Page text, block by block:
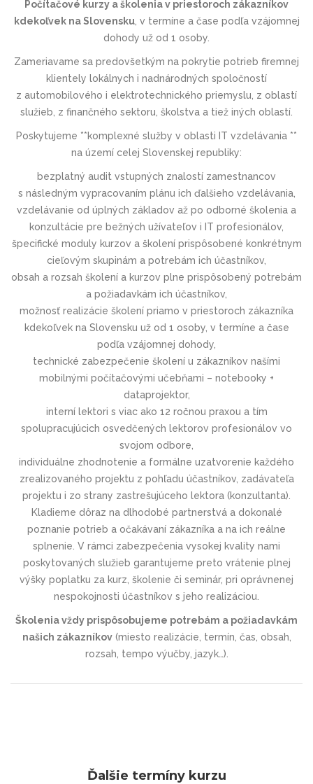
Počítačové kurzy a školenia v priestoroch zákazníkov
kdekoľvek na Slovensku, v termíne a čase podľa vzájomnej
dohody už od 1 osoby.
Zameriavame sa predovšetkým na pokrytie potrieb firemnej
klientely lokálnych i nadnárodných spoločností
z automobilového i elektrotechnic­kého priemyslu, z oblastí
služieb, z finančného sektoru, školstva a tiež iných oblastí.
Poskytujeme **komplexné služby v oblasti IT vzdelávania **
na území celej Slovenskej republiky:
bezplatný audit vstupných znalostí zamestnancov
s následným vypracovaním plánu ich ďalšieho vzdelávania,
vzdelávanie od úplných základov až po odborné školenia a
konzultácie pre bežných užívateľov i IT profesionálov,
špecifické moduly kurzov a školení prispôsobené konkrétnym
cieľovým skupinám a potrebám ich účastníkov,
obsah a rozsah školení a kurzov plne prispôsobený potrebám
a požiadavkám ich účastníkov,
možnosť realizácie školení priamo v priestoroch zákazníka
kdekoľvek na Slovensku už od 1 osoby, v termíne a čase
podľa vzájomnej dohody,
technické zabezpečenie školení u zákazníkov našími
mobilnými počítačovými učebňami – notebooky +
dataprojektor,
interní lektori s viac ako 12 ročnou praxou a tím
spolupracujúcich osvedčených lektorov profesionálov vo
svojom odbore,
individuálne zhodnotenie a formálne uzatvorenie každého
zrealizovaného projektu z pohľadu účastníkov, zadávateľa
projektu i zo strany zastrešujúceho lektora (konzultanta).
Kladieme dôraz na dlhodobé partnerstvá a dokonalé
poznanie potrieb a očakávaní zákazníka a na ich reálne
splnenie. V rámci zabezpečenia vysokej kvality nami
poskytovaných služieb garantujeme preto vrátenie plnej
výšky poplatku za kurz, školenie či seminár, pri oprávnenej
nespokojnosti účastníkov s jeho realizáciou.
Školenia vždy prispôsobujeme potrebám a požiadavkám
našich zákazníkov(miesto realizácie, termín, čas, obsah,
rozsah, tempo výučby, jazyk…).
Ďalšie termíny kurzu